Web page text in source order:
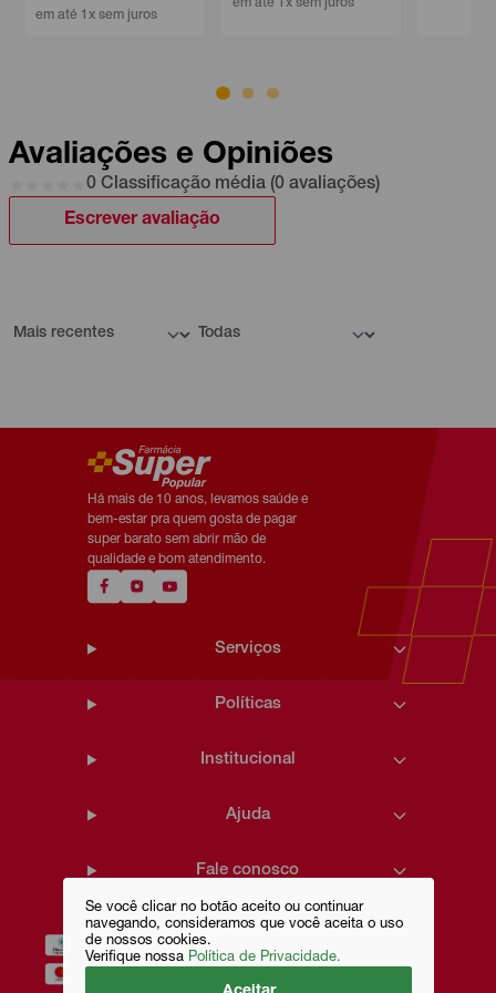
Se você clicar no botão aceito ou continuar
navegando, consideramos que você aceita o uso
de nossos cookies.
Verifique nossa Política de Privacidade.
Avaliações e Opiniões
0 Classificação média (0 avaliações)
Escrever avaliação
Há mais de 10 anos, levamos saúde e
bem-estar pra quem gosta de pagar
super barato sem abrir mão de
qualidade e bom atendimento.
Serviços
Políticas
Institucional
Ajuda
Fale conosco